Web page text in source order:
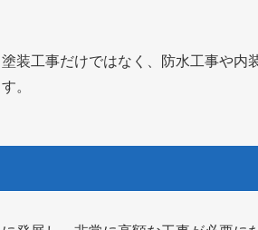
装工事だけではなく、防水工事や内
。